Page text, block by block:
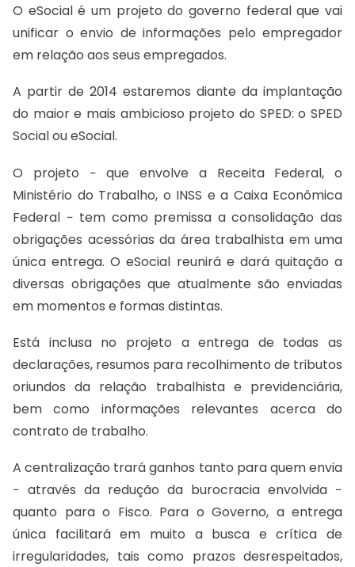
O eSocial é um projeto do governo federal que vai
unificar o envio de informações pelo empregador
em relação aos seus empregados.
A partir de 2014 estaremos diante da implantação
do maior e mais ambicioso projeto do SPED: o SPED
Social ou eSocial.
O projeto − que envolve a Receita Federal, o
Ministério do Trabalho, o INSS e a Caixa Econômica
Federal − tem como premissa a consolidação das
obrigações acessórias da área trabalhista em uma
única entrega. O eSocial reunirá e dará quitação a
diversas obrigações que atualmente são enviadas
em momentos e formas distintas.
Está inclusa no projeto a entrega de todas as
declarações, resumos para recolhimento de tributos
oriundos da relação trabalhista e previdenciária,
bem como informações relevantes acerca do
contrato de trabalho.
A centralização trará ganhos tanto para quem envia
− através da redução da burocracia envolvida −
quanto para o Fisco. Para o Governo, a entrega
única facilitará em muito a busca e crítica de
irregularidades, tais como prazos desrespeitados,